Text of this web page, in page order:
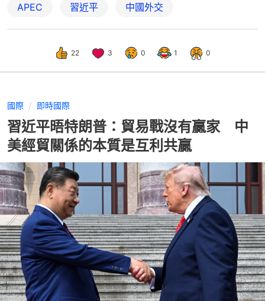
APEC 習近平 中國外交
22 3 0 1 0
國際 即時國際
習近平晤特朗普：貿易戰沒有贏家 中
美經貿關係的本質是互利共贏